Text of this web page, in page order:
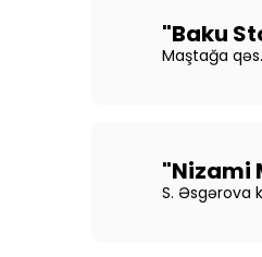
"Baku
Maştağa
"Nizami
S. Əsgərova